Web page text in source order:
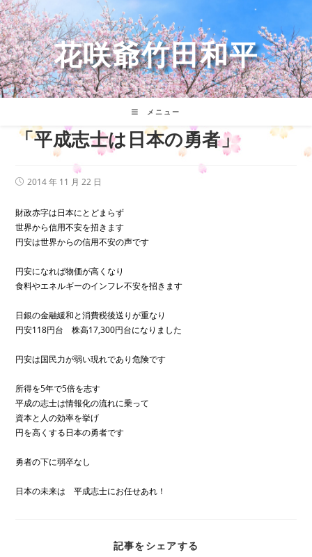
コ
ン
テ
ン
ツ
へ
ス
花咲爺竹田和平
メニュー
「平成志士は日本の勇者」
投
開
日:
2014 年 11 月 22 日
財政赤字は日本にとどまらず
世界から信用不安を招きます
円安は世界からの信用不安の声です
円安になれば物価が高くなり
食料やエネルギーのインフレ不安を招きます
日銀の金融緩和と消費税後送りが重なり
円安118円台 株高17,300円台になりました
円安は国民力が弱い現れであり危険です
所得を5年で5倍を志す
平成の志士は情報化の流れに乗って
資本と人の効率を挙げ
円を高くする日本の勇者です
勇者の下に弱卒なし
日本の未来は 平成志士にお任せあれ！
記事をシェアする